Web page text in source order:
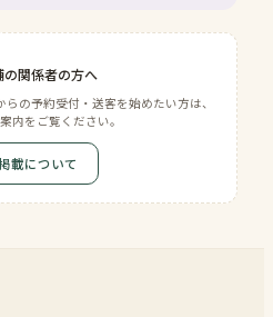
の関係者の方へ
の予約受付・送客を始めたい方は、
内をご覧ください。
載について